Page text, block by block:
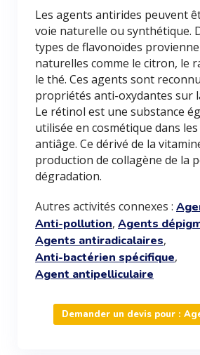
Les agents antirides peuvent
voie naturelle ou synthétique.
types de flavonoïdes
naturelles comme le citron, le
le thé. Ces agents sont
propriétés anti-oxydantes sur
Le rétinol est une substance
utilisée en cosmétique dans
antiâge. Ce dérivé de la
production de collagène de la
dégradation.
Autres activités connexes :
Anti-pollution, Agents
Agents antiradicalaires,
Anti-bactérien spécifique,
Agent antipelliculaire
Demander un devis pour :